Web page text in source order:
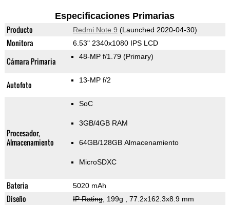
Especificaciones Primarias
Producto Redmi Note 9 (Launched 2020-04-30)
Monitora 6.53" 2340x1080 IPS LCD
Cámara Primaria 48-MP f/1.79 (Primary)
Autofoto 13-MP f/2
Procesador,
Almacenamiento
SoC
3GB/4GB RAM
64GB/128GB Almacenamiento
MicroSDXC
Bateria 5020 mAh
Diseño IP Rating, 199g , 77.2x162.3x8.9 mm